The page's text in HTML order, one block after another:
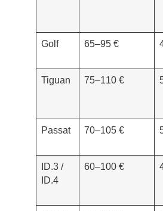
Golf 65–95 €
Tiguan 75–110 €
Passat 70–105 €
ID.3 /
ID.4
60–100 €